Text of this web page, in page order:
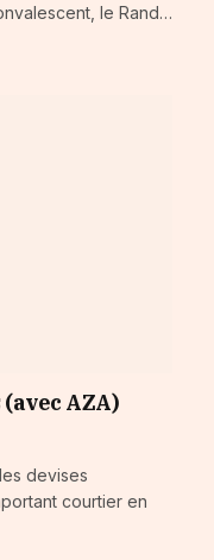
le Rand…
AZA)
devises
courtier en